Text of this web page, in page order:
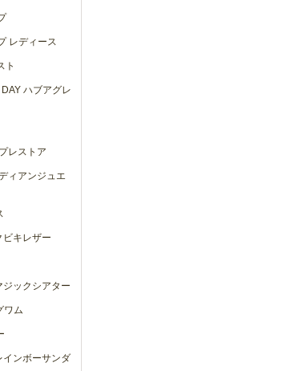
レディース
ト
ハブアグレ
レストア
ィアンジュエ
ビキレザー
ジックシアター
ワム
ンボーサンダ